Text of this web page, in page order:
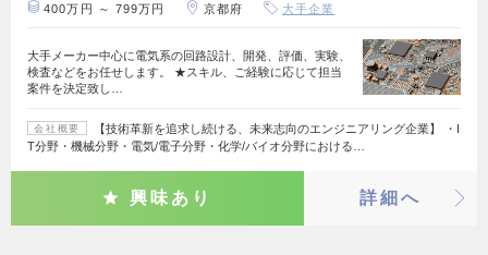
400万円 ～ 799万円 京都府 大手企業
大手メーカー中心に電気系の回路設計、開発、評価、実験、
検査などをお任せします。 ★スキル、ご経験に応じて担当
案件を決定致し…
会社概要
【技術革新を追求し続ける、未来志向のエンジニアリング企業】 ・I
T分野・機械分野・電気/電子分野・化学/バイオ分野における…
興味あり 詳細へ